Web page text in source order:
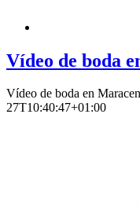
Vídeo de boda
Vídeo de boda en
27T10:40:47+01:00